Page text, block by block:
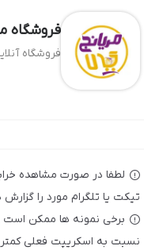
فروشگاه
فروشگاه
لطفا در صورت مشاهده
تیکت یا تلگرام مورد را
برخی نمونه ها ممکن است
نسبت به اسکریپت فعلی کمتر